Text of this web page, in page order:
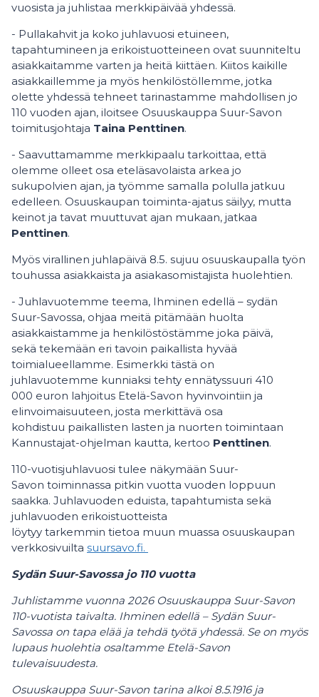
vuosista ja juhlistaa merkkipäivää yhdessä.
- Pullakahvit ja koko juhlavuosi etuineen,
tapahtumineen ja erikoistuotteineen ovat suunniteltu
asiakkaitamme varten ja heitä kiittäen. Kiitos kaikille
asiakkaillemme ja myös henkilöstöllemme, jotka
olette yhdessä tehneet tarinastamme mahdollisen jo
110 vuoden ajan, iloitsee Osuuskauppa Suur-Savon
toimitusjohtaja Taina Penttinen.
- Saavuttamamme merkkipaalu tarkoittaa, että
olemme olleet osa eteläsavolaista arkea jo
sukupolvien ajan, ja työmme samalla polulla jatkuu
edelleen. Osuuskaupan toiminta-ajatus säilyy, mutta
keinot ja tavat muuttuvat ajan mukaan, jatkaa
Penttinen.
Myös virallinen juhlapäivä 8.5. sujuu osuuskaupalla työn
touhussa asiakkaista ja asiakasomistajista huolehtien.
- Juhlavuotemme teema, Ihminen edellä – sydän
Suur-Savossa, ohjaa meitä pitämään huolta
asiakkaistamme ja henkilöstöstämme joka päivä,
sekä tekemään eri tavoin paikallista hyvää
toimialueellamme. Esimerkki tästä on
juhlavuotemme kunniaksi tehty ennätyssuuri 410
000 euron lahjoitus Etelä-Savon hyvinvointiin ja
elinvoimaisuuteen, josta merkittävä osa
kohdistuu paikallisten lasten ja nuorten toimintaan
Kannustajat-ohjelman kautta, kertoo Penttinen.
110-vuotisjuhlavuosi tulee näkymään Suur-
Savon toiminnassa pitkin vuotta vuoden loppuun
saakka. Juhlavuoden eduista, tapahtumista sekä
juhlavuoden erikoistuotteista
löytyy tarkemmin tietoa muun muassa osuuskaupan
verkkosivuilta suursavo.fi.
Sydän Suur-Savossa jo 110 vuotta ​
Juhlistamme vuonna 2026 Osuuskauppa Suur-Savon
110-vuotista taivalta. Ihminen edellä – Sydän Suur-
Savossa on tapa elää ja tehdä työtä yhdessä. Se on myös
lupaus huolehtia osaltamme Etelä-Savon
tulevaisuudesta. ​
Osuuskauppa Suur-Savon tarina alkoi 8.5.1916 ja